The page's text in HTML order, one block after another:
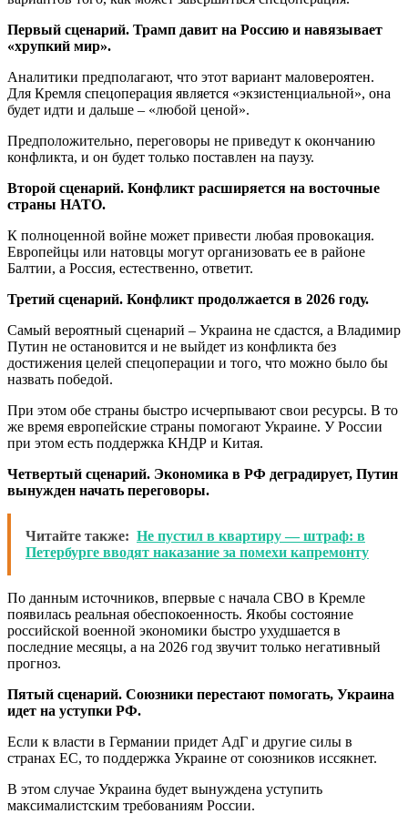
Первый сценарий. Трамп давит на Россию и навязывает
«хрупкий мир».
Аналитики предполагают, что этот вариант маловероятен.
Для Кремля спецоперация является «экзистенциальной», она
будет идти и дальше – «любой ценой».
Предположительно, переговоры не приведут к окончанию
конфликта, и он будет только поставлен на паузу.
Второй сценарий. Конфликт расширяется на восточные
страны НАТО.
К полноценной войне может привести любая провокация.
Европейцы или натовцы могут организовать ее в районе
Балтии, а Россия, естественно, ответит.
Третий сценарий. Конфликт продолжается в 2026 году.
Самый вероятный сценарий – Украина не сдастся, а Владимир
Путин не остановится и не выйдет из конфликта без
достижения целей спецоперации и того, что можно было бы
назвать победой.
При этом обе страны быстро исчерпывают свои ресурсы. В то
же время европейские страны помогают Украине. У России
при этом есть поддержка КНДР и Китая.
Четвертый сценарий. Экономика в РФ деградирует, Путин
вынужден начать переговоры.
Читайте также: Не пустил в квартиру — штраф: в
Петербурге вводят наказание за помехи капремонту
По данным источников, впервые с начала СВО в Кремле
появилась реальная обеспокоенность. Якобы состояние
российской военной экономики быстро ухудшается в
последние месяцы, а на 2026 год звучит только негативный
прогноз.
Пятый сценарий. Союзники перестают помогать, Украина
идет на уступки РФ.
Если к власти в Германии придет АдГ и другие силы в
странах ЕС, то поддержка Украине от союзников иссякнет.
В этом случае Украина будет вынуждена уступить
максималистским требованиям России.